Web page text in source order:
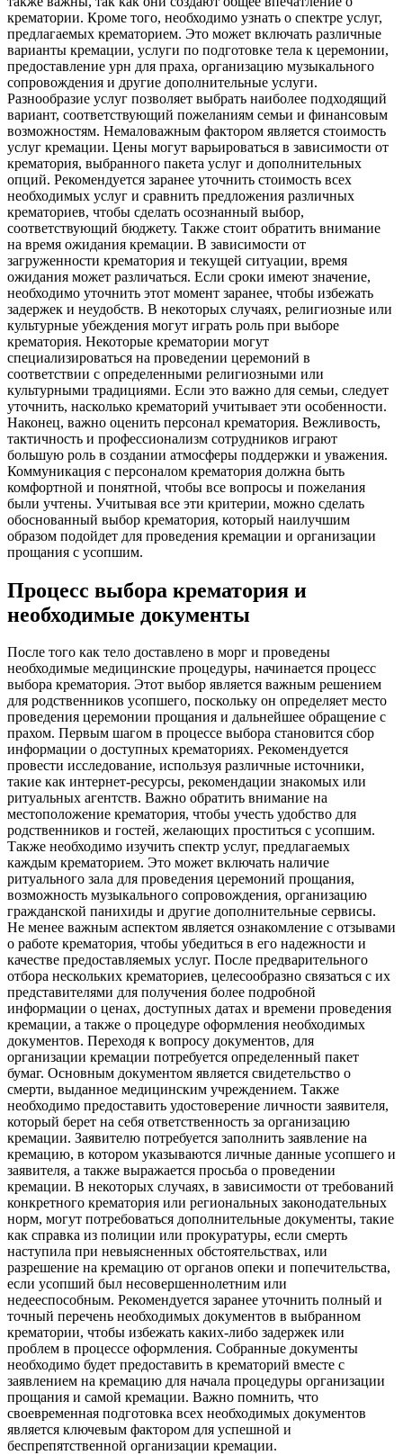
крематории. Кроме того, необходимо узнать о спектре услуг,
предлагаемых крематорием. Это может включать различные
варианты кремации, услуги по подготовке тела к церемонии,
предоставление урн для праха, организацию музыкального
сопровождения и другие дополнительные услуги.
Разнообразие услуг позволяет выбрать наиболее подходящий
вариант, соответствующий пожеланиям семьи и финансовым
возможностям. Немаловажным фактором является стоимость
услуг кремации. Цены могут варьироваться в зависимости от
крематория, выбранного пакета услуг и дополнительных
опций. Рекомендуется заранее уточнить стоимость всех
необходимых услуг и сравнить предложения различных
крематориев, чтобы сделать осознанный выбор,
соответствующий бюджету. Также стоит обратить внимание
на время ожидания кремации. В зависимости от
загруженности крематория и текущей ситуации, время
ожидания может различаться. Если сроки имеют значение,
необходимо уточнить этот момент заранее, чтобы избежать
задержек и неудобств. В некоторых случаях, религиозные или
культурные убеждения могут играть роль при выборе
крематория. Некоторые крематории могут
специализироваться на проведении церемоний в
соответствии с определенными религиозными или
культурными традициями. Если это важно для семьи, следует
уточнить, насколько крематорий учитывает эти особенности.
Наконец, важно оценить персонал крематория. Вежливость,
тактичность и профессионализм сотрудников играют
большую роль в создании атмосферы поддержки и уважения.
Коммуникация с персоналом крематория должна быть
комфортной и понятной, чтобы все вопросы и пожелания
были учтены. Учитывая все эти критерии, можно сделать
обоснованный выбор крематория, который наилучшим
образом подойдет для проведения кремации и организации
прощания с усопшим.
Процесс выбора крематория и
необходимые документы
После того как тело доставлено в морг и проведены
необходимые медицинские процедуры, начинается процесс
выбора крематория. Этот выбор является важным решением
для родственников усопшего, поскольку он определяет место
проведения церемонии прощания и дальнейшее обращение с
прахом. Первым шагом в процессе выбора становится сбор
информации о доступных крематориях. Рекомендуется
провести исследование, используя различные источники,
такие как интернет-ресурсы, рекомендации знакомых или
ритуальных агентств. Важно обратить внимание на
местоположение крематория, чтобы учесть удобство для
родственников и гостей, желающих проститься с усопшим.
Также необходимо изучить спектр услуг, предлагаемых
каждым крематорием. Это может включать наличие
ритуального зала для проведения церемоний прощания,
возможность музыкального сопровождения, организацию
гражданской панихиды и другие дополнительные сервисы.
Не менее важным аспектом является ознакомление с отзывами
о работе крематория, чтобы убедиться в его надежности и
качестве предоставляемых услуг. После предварительного
отбора нескольких крематориев, целесообразно связаться с их
представителями для получения более подробной
информации о ценах, доступных датах и времени проведения
кремации, а также о процедуре оформления необходимых
документов. Переходя к вопросу документов, для
организации кремации потребуется определенный пакет
бумаг. Основным документом является свидетельство о
смерти, выданное медицинским учреждением. Также
необходимо предоставить удостоверение личности заявителя,
который берет на себя ответственность за организацию
кремации. Заявителю потребуется заполнить заявление на
кремацию, в котором указываются личные данные усопшего и
заявителя, а также выражается просьба о проведении
кремации. В некоторых случаях, в зависимости от требований
конкретного крематория или региональных законодательных
норм, могут потребоваться дополнительные документы, такие
как справка из полиции или прокуратуры, если смерть
наступила при невыясненных обстоятельствах, или
разрешение на кремацию от органов опеки и попечительства,
если усопший был несовершеннолетним или
недееспособным. Рекомендуется заранее уточнить полный и
точный перечень необходимых документов в выбранном
крематории, чтобы избежать каких-либо задержек или
проблем в процессе оформления. Собранные документы
необходимо будет предоставить в крематорий вместе с
заявлением на кремацию для начала процедуры организации
прощания и самой кремации. Важно помнить, что
своевременная подготовка всех необходимых документов
является ключевым фактором для успешной и
беспрепятственной организации кремации.